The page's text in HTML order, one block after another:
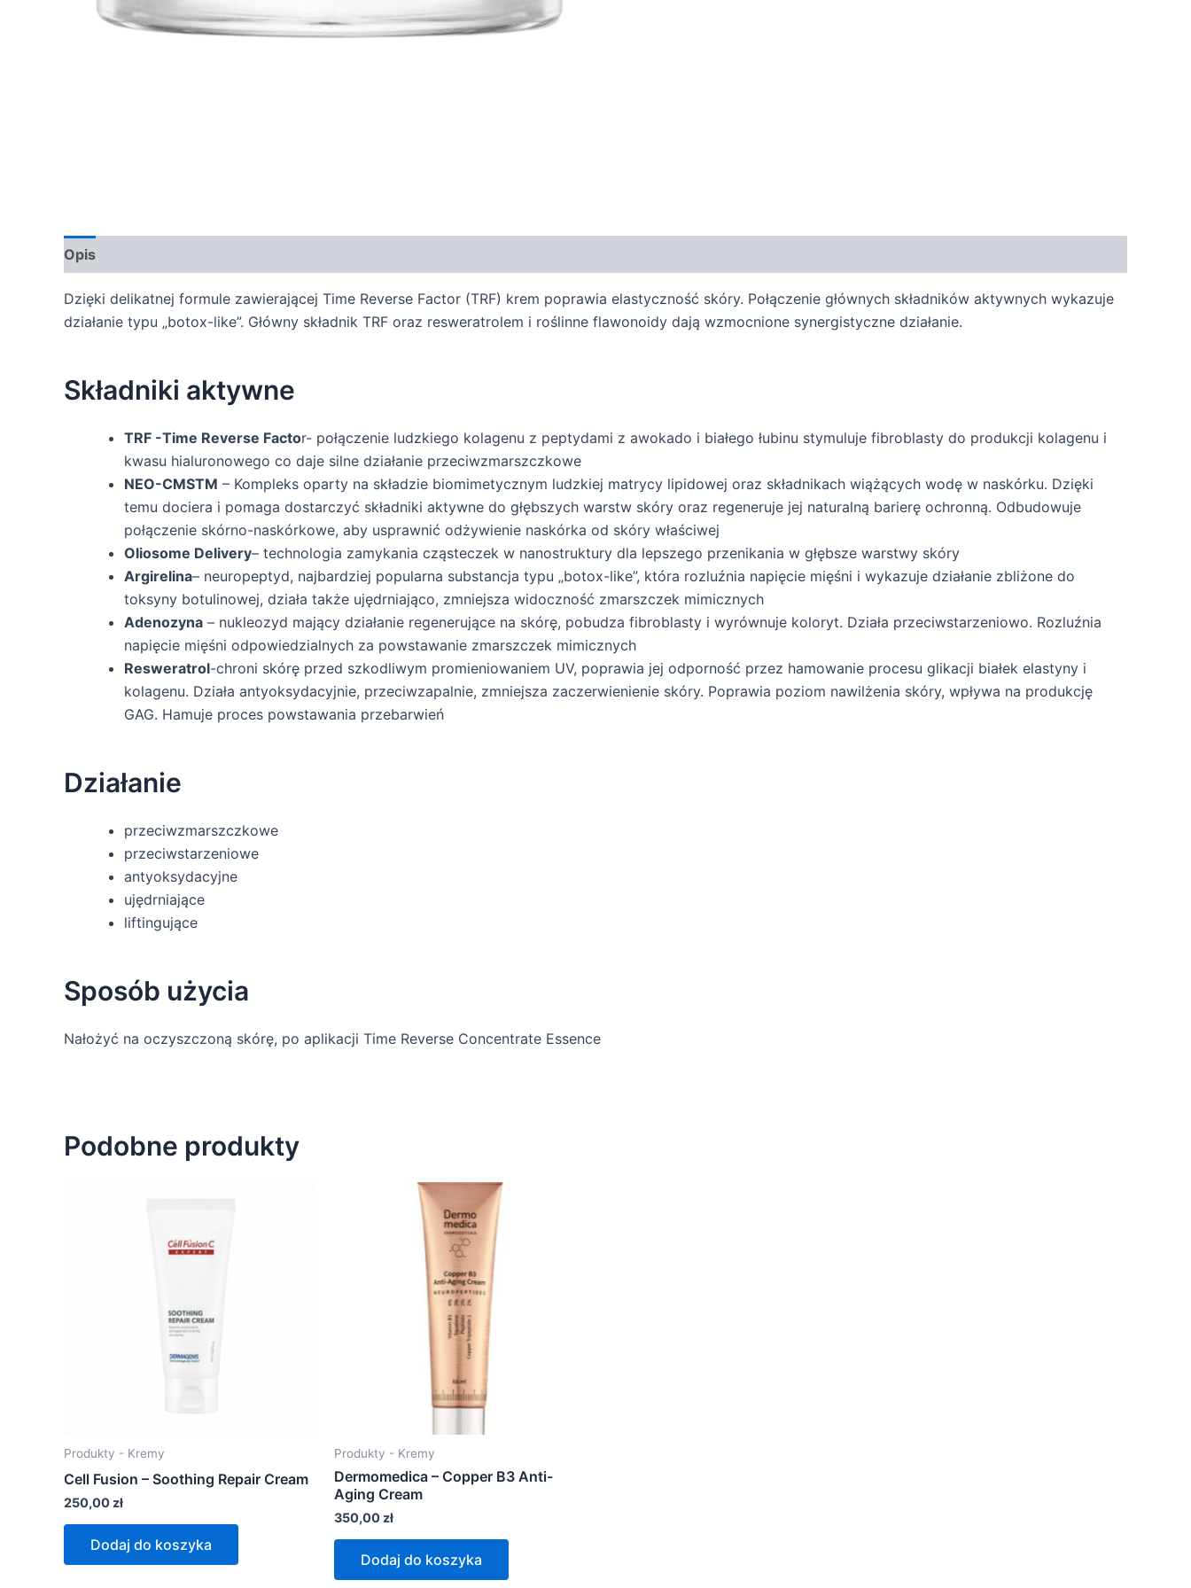
Opis
Dzięki delikatnej formule zawierającej Time Reverse Factor (TRF) krem poprawia elastyczność skóry. Połączenie głównych składników aktywnych wykazuje
działanie typu „botox-like”. Główny składnik TRF oraz resweratrolem i roślinne flawonoidy dają wzmocnione synergistyczne działanie.
Składniki aktywne
TRF -Time Reverse Factor- połączenie ludzkiego kolagenu z peptydami z awokado i białego łubinu stymuluje fibroblasty do produkcji kolagenu i
kwasu hialuronowego co daje silne działanie przeciwzmarszczkowe
NEO-CMSTM – Kompleks oparty na składzie biomimetycznym ludzkiej matrycy lipidowej oraz składnikach wiążących wodę w naskórku. Dzięki
temu dociera i pomaga dostarczyć składniki aktywne do głębszych warstw skóry oraz regeneruje jej naturalną barierę ochronną. Odbudowuje
połączenie skórno-naskórkowe, aby usprawnić odżywienie naskórka od skóry właściwej
Oliosome Delivery– technologia zamykania cząsteczek w nanostruktury dla lepszego przenikania w głębsze warstwy skóry
Argirelina– neuropeptyd, najbardziej popularna substancja typu „botox-like”, która rozluźnia napięcie mięśni i wykazuje działanie zbliżone do
toksyny botulinowej, działa także ujędrniająco, zmniejsza widoczność zmarszczek mimicznych
Adenozyna – nukleozyd mający działanie regenerujące na skórę, pobudza fibroblasty i wyrównuje koloryt. Działa przeciwstarzeniowo. Rozluźnia
napięcie mięśni odpowiedzialnych za powstawanie zmarszczek mimicznych
Resweratrol-chroni skórę przed szkodliwym promieniowaniem UV, poprawia jej odporność przez hamowanie procesu glikacji białek elastyny i
kolagenu. Działa antyoksydacyjnie, przeciwzapalnie, zmniejsza zaczerwienienie skóry. Poprawia poziom nawilżenia skóry, wpływa na produkcję
GAG. Hamuje proces powstawania przebarwień
Działanie
przeciwzmarszczkowe
przeciwstarzeniowe
antyoksydacyjne
ujędrniające
liftingujące
Sposób użycia
Nałożyć na oczyszczoną skórę, po aplikacji Time Reverse Concentrate Essence
Podobne produkty
Produkty - Kremy
Cell Fusion – Soothing Repair Cream
250,00 zł
Dodaj do koszyka
Produkty - Kremy
Dermomedica – Copper B3 Anti-
Aging Cream
350,00 zł
Dodaj do koszyka